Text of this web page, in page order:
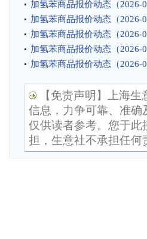
加氢苯商品报价动态（2026-
加氢苯商品报价动态（2026-
加氢苯商品报价动态（2026-
加氢苯商品报价动态（2026-
加氢苯商品报价动态（2026-
【免责声明】上海
信息，力争可靠、准确
仅供读者参考。您于此
担，生意社不承担任何